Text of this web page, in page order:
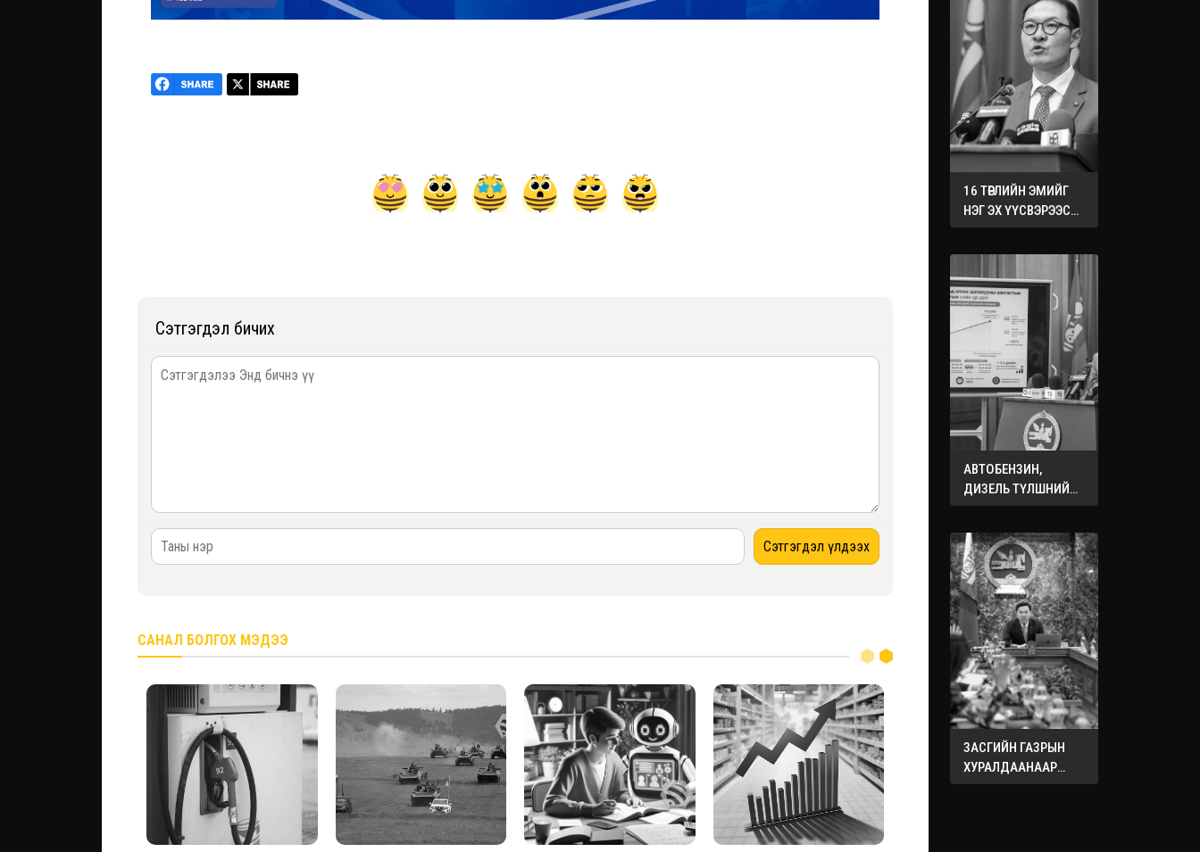
Сэтгэгдэл бичих
САНАЛ БОЛГОХ МЭДЭЭ
16 ТӨРЛИЙН ЭМИЙГ
НЭГ ЭХ ҮҮСВЭРЭЭС
ХУДАЛДАН АВАХ
АВТОБЕНЗИН,
ДИЗЕЛЬ ТҮЛШНИЙ
ОНЦГОЙ АЛБАН
ЗАСГИЙН ГАЗРЫН
ХУРАЛДААНААР
ХЭЛЭЛЦЭЖ БУЙ